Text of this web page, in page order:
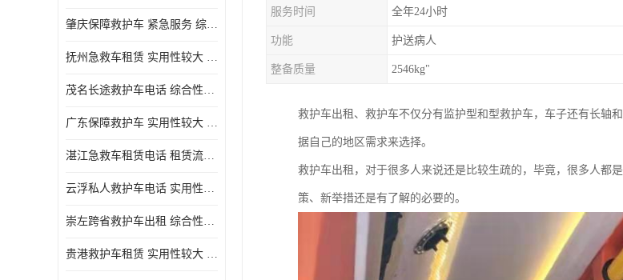
肇庆保障救护车 紧急服务 综合性转送
抚州急救车租赁 实用性较大 用心服务
茂名长途救护车电话 综合性转送 快捷安全
广东保障救护车 实用性较大 车型丰富
湛江急救车租赁电话 租赁流程简单 长途跨省
云浮私人救护车电话 实用性较大 实用性高
崇左跨省救护车出租 综合性转送 快捷安全
贵港救护车租赁 实用性较大 车型丰富
服务时间 全年24小时
功能 护送病人
整备质量 2546kg"
救护车出租、救护车不仅分有监护型和型救护车，车子还有长轴
据自己的地区需求来选择。
救护车出租，对于很多人来说还是比较生疏的，毕竟，很多人都
策、新举措还是有了解的必要的。